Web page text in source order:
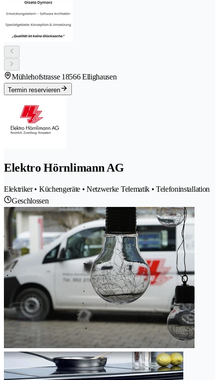
Mühlehofstrasse 18566 Ellighausen
Termin reservieren
Elektro Hörnlimann AG
Elektriker • Küchengeräte • Netzwerke Telematik • Telefoninstallation
Geschlossen